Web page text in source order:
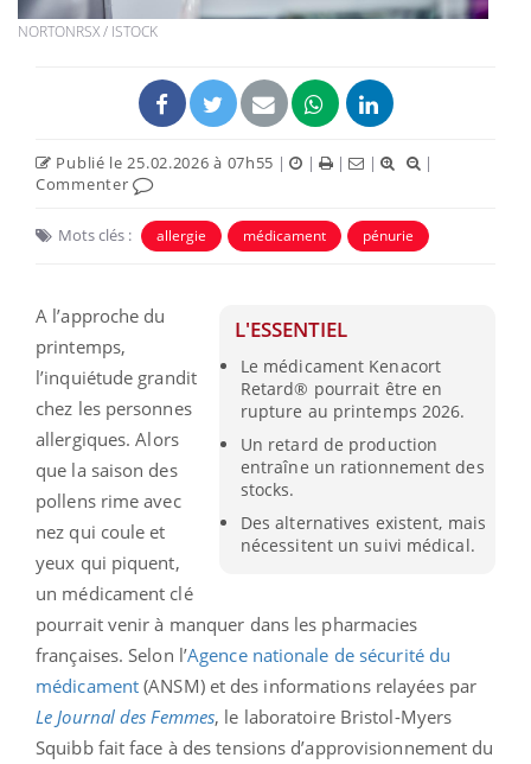
NORTONRSX / ISTOCK
Publié le 25.02.2026 à 07h55 | | | |
|
Commenter
Mots clés : allergie médicament pénurie
L'ESSENTIEL
Le médicament Kenacort
Retard® pourrait être en
rupture au printemps 2026.
Un retard de production
entraîne un rationnement des
stocks.
Des alternatives existent, mais
nécessitent un suivi médical.
A l’approche du
printemps,
l’inquiétude grandit
chez les personnes
allergiques. Alors
que la saison des
pollens rime avec
nez qui coule et
yeux qui piquent,
un médicament clé
pourrait venir à manquer dans les pharmacies
françaises. Selon l’Agence nationale de sécurité du
médicament (ANSM) et des informations relayées par
Le Journal des Femmes, le laboratoire Bristol-Myers
Squibb fait face à des tensions d’approvisionnement du